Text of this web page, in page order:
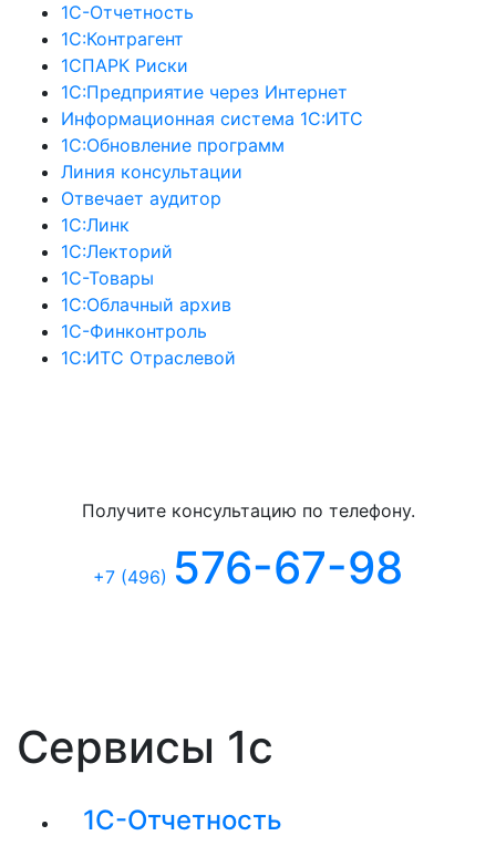
1С-Отчетность
1С:Контрагент
1СПАРК Риски
1С:Предприятие через Интернет
Информационная система 1С:ИТС
1С:Обновление программ
Линия консультации
Отвечает аудитор
1С:Линк
1С:Лекторий
1С-Товары
1С:Облачный архив
1С-Финконтроль
1С:ИТС Отраслевой
Получите консультацию по телефону.
+7 (496) 576-67-98
Сервисы 1с
1С-Отчетность